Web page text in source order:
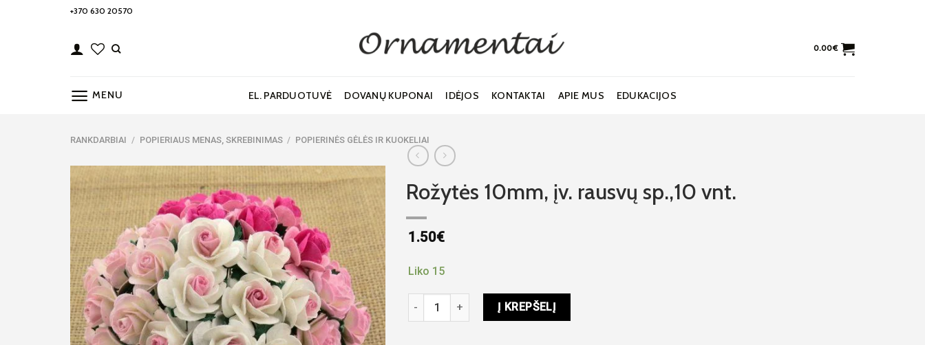
+370 630 20570
0.00€
MENU EL. PARDUOTUVĖ DOVANŲ KUPONAI IDĖJOS KONTAKTAI APIE MUS EDUKACIJOS
RANKDARBIAI / POPIERIAUS MENAS, SKREBINIMAS / POPIERINĖS GĖLĖS IR KUOKELIAI
Noriu!
Rožytės 10mm, įv. rausvų sp.,10 vnt.
1.50€
Liko 15
produkto kiekis: Rožytės 10mm, įv. rausvų sp.,10 vnt.
Į KREPŠELĮ